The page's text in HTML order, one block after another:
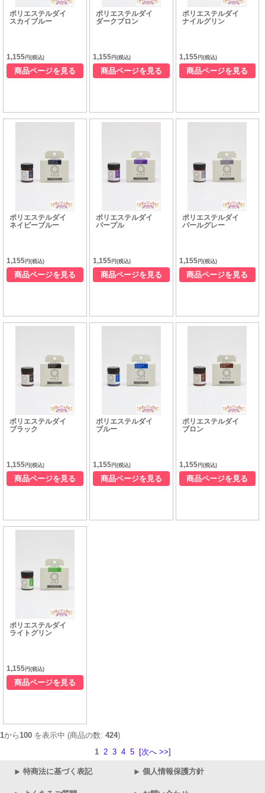
ポリエステルダイ
スカイブルー
1,155 円(税込)
商品ページを見る
ポリエステルダイ
ダークブロン
1,155円(税込)
商品ページを見る
ポリエステルダイ
ナイルグリン
1,155円(税込)
商品ページを見る
ポリエステルダイ
ネイビーブルー
1,155 円(税込)
商品ページを見る
ポリエステルダイ
パープル
1,155円(税込)
商品ページを見る
ポリエステルダイ
パールグレー
1,155円(税込)
商品ページを見る
ポリエステルダイ
ブラック
1,155 円(税込)
商品ページを見る
ポリエステルダイ
ブルー
1,155円(税込)
商品ページを見る
ポリエステルダイ
ブロン
1,155円(税込)
商品ページを見る
ポリエステルダイ
ライトグリン
1,155 円(税込)
商品ページを見る
1から 100 を表示中 (商品の数: 424)
1
2 3 4 5 [次へ >>]
特商法に基づく表記 個人情報保護方針